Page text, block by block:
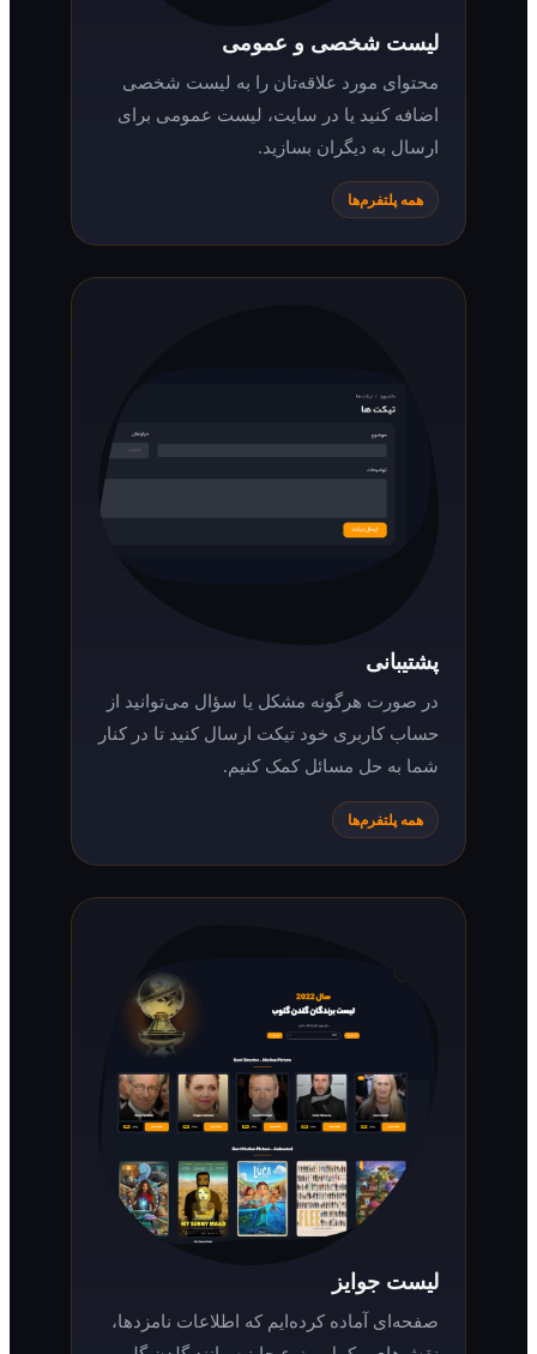
لیست شخصی و عمومی
محتوای مورد علاقه‌تان را به لیست شخصی
اضافه کنید یا در سایت، لیست عمومی برای
ارسال به دیگران بسازید.
همه پلتفرم‌ها
در صورت هرگونه مشکل یا سؤال می‌توانید از
حساب کاربری خود تیکت ارسال کنید تا در کنار
شما به حل مسائل کمک کنیم.
همه پلتفرم‌ها
لیست جوایز
صفحه‌ای آماده کرده‌ایم که اطلاعات نامزدها،